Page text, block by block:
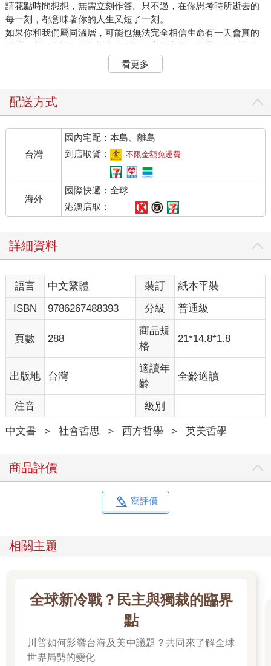
請花點時間想想，無需立刻作答。只不過，在你思考時所逝去的
每一刻，都意味著你的人生又短了一刻。
如果你和我們屬同溫層，可能也無法完全相信生命有一天會真的
落幕。我們或許可以在概念上理解死亡的意義，但若要具體想像
自己的終結就不好說了。亞美尼亞裔美國作家威廉．沙羅伊
（William Saroyan）在他的訃聞中如此寫道：「人皆難逃一死，
我想我們也都和他一樣。某方面來說，我們無法不去思考死亡這
地鼠遊戲裡的毛絨小腦袋一樣，一直冒出來。原因無他，只因為
死亡是人生中不變的真理之一。
人類是唯一能意識到死亡這件事的生物，也是唯一會對長生不死
有所想像的生物。這兩者的組合真的會把人搞瘋。死亡令人聞之
喪膽，而沒有明確盡頭的生命卻也似乎沒有意義（除非你正摔落
山谷）。這，也是人類的生死和一些基本哲學問題總是緊密關聯
的原因。
舉例來說好了，如果人終究難逃一死，那麼人生的意義究竟為
以長生不死，生命的意義會不會有什麼重大的改變？活了一千
年、兩千年之後，我們是否會對存在本身感到無聊，而想要找個
方法一了百了呢？
還有，我們有靈魂嗎？如果有的話，身體死後，靈魂還會繼續活
下去嗎？靈魂是由什麼構成的？你的靈魂比我的好嗎？時間是否
還有其他維度，可以打破出生與死亡的循環？如果可以一直處於
還有還有，天堂是時空內的某個地方嗎？若不是，那麼天堂在哪
裡呢？天堂在何時呢？要怎樣才能上天堂呢？
五十多年前，就是以上這些問題，讓我們報名了人生中的第一堂
哲學課。不過在課程當中，我們的注意力被轉移到了別的事上，
因為教授們說：「在解開這些大哉問之前，我們必須先疏理一些
令人困惑的理論細節。例如：英國哲學家伯特蘭．羅素
（Bertrand Russell）是否混淆了『可能的必須』（possible
necessity）和『必須的可能』（necessary possibility）？」
於此同時，時間正在流逝，我們終究還是必須面臨死亡。最終，
在形上學、神學、倫理學和存在主義的課程中，我們還是回歸到
己生命的終點是件駭人的事！直視死神的眼睛時，不可能不害
怕、不恐懼，但我們又無法移開目光。死亡—有死便無生，但無
身而為人，該如何面對—不如講個笑話吧？無傷大雅吧？
米莉陪她的先生莫瑞斯來到了診所。醫生替莫瑞斯做了全面的檢
早上要用深情的一吻溫柔地喚醒他，然後替他做一頓健康的早
餐。一定要無時無刻做個好相處的人，並確保丈夫隨時保持好心
情。做飯只能做他喜歡的食物，飯後要讓他好好放鬆，不要讓他
他爭執，就算他批評或取笑妳也不可以。每天晚上替他按摩，幫
助他放鬆。犧牲自己最愛的電視節目，讓他隨心所欲觀賞各種體
看更多
配送方式
台灣
國內宅配：本島、離島
到店取貨：
不限金額免運費
海外
國際快遞：全球
港澳店取：
詳細資料
語言 中文繁體 裝訂
紙本平裝
ISBN
9786267488393 分級 普通級
頁數 288
商品規
格
21*14.8*1.8
出版地 台灣
適讀年
齡
全齡適讀
注音 級別
中文書 ＞ 社會哲思 ＞ 西方哲學 ＞ 英美哲學
商品評價
寫評價
相關主題
全球新冷戰？民主與獨裁的臨界
點
川普如何影響台海及美中議題？共同來了解全球
世界局勢的變化